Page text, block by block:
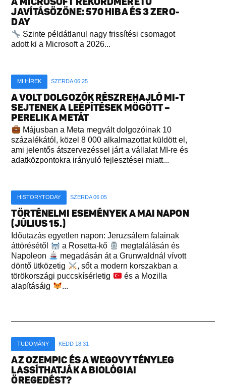
JAVÍTÁSÖZÖNE: 570 HIBA ÉS 3 ZERO-
DAY
Szinte példátlanul nagy frissítési csomagot
adott ki a Microsoft a 2026...
MI HÍREK SZERDA 06:25
A VOLT DOLGOZÓK RÉSZREHAJLÓ MI-T
SEJTENEK A LEÉPÍTÉSEK MÖGÖTT –
PERELIK A METÁT
Májusban a Meta megvált dolgozóinak 10
százalékától, közel 8 000 alkalmazottat küldött el,
ami jelentős átszervezéssel járt a vállalat MI-re és
adatközpontokra irányuló fejlesztései miatt...
HISTORYTODAY SZERDA 06:05
TÖRTÉNELMI ESEMÉNYEK A MAI NAPON
(JÚLIUS 15.)
Időutazás egyetlen napon: Jeruzsálem falainak
áttörésétől
a Rosetta-kő
megtalálásán és
Napoleon
megadásán át a Grunwaldnál vívott
döntő ütközetig
, sőt a modern korszakban a
törökországi puccskísérletig
és a Mozilla
alapításáig
...
TUDOMÁNY KEDD 18:31
AZ OZEMPIC ÉS A WEGOVY TÉNYLEG
LASSÍTHATJÁK A BIOLÓGIAI
ÖREGEDÉST?